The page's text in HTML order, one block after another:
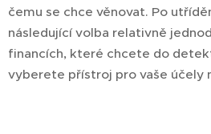
čemu se chce věnovat. Po
následující volba relativně
financích, které chcete do
vyberete přístroj pro vaše účely